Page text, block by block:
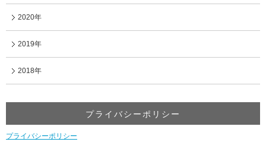
2020年
2019年
2018年
プライバシーポリシー
プライバシーポリシー